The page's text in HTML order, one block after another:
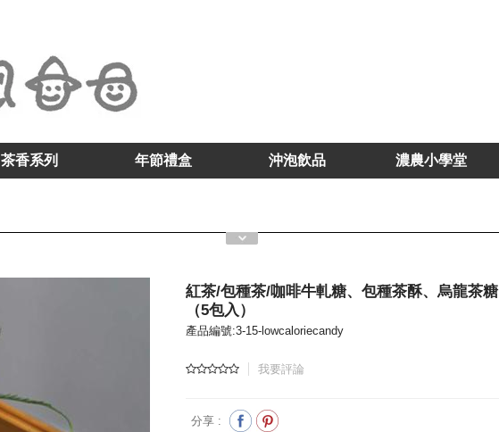
茶香系列 年節禮盒 沖泡飲品 濃農小學堂
紅茶/包種茶/咖啡牛軋糖、包種茶酥、烏龍茶糖
（5包入）
產品編號:3-15-lowcaloriecandy
我要評論
分享 :